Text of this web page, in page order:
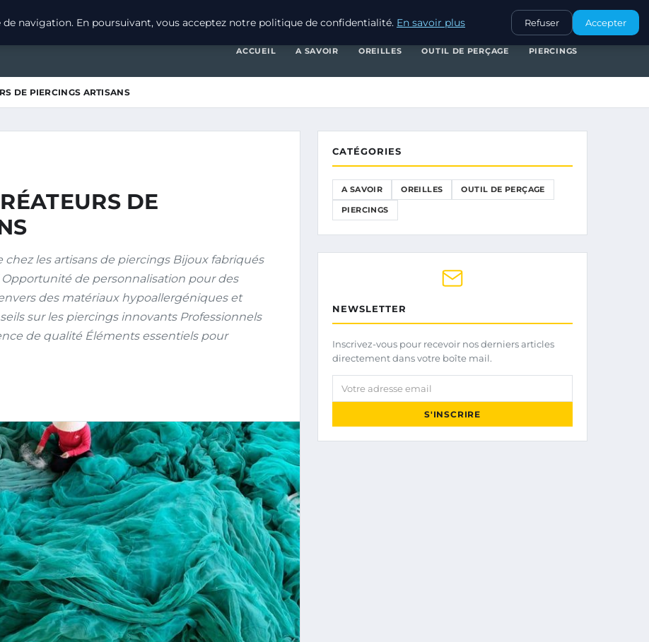
OUTIL DE PERÇAGEPIERCINGS
ACCUEIL A SAVOIR OREILLES OUTIL DE PERÇAGE PIERCINGS
DE PIERCINGS ARTISANS
DE
les artisans de piercings Bijoux fabriqués
Opportunité de personnalisation pour des
des matériaux hypoallergéniques et
sur les piercings innovants Professionnels
de qualité Éléments essentiels pour
CATÉGORIES
A SAVOIR OREILLES OUTIL DE PERÇAGE
PIERCINGS
NEWSLETTER
Inscrivez-vous pour recevoir nos derniers articles
directement dans votre boîte mail.
Votre adresse email
S'INSCRIRE
navigation. En poursuivant, vous acceptez notre politique de confidentialité. En savoir plus Refuser Accepter